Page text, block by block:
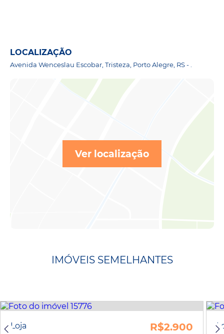
LOCALIZAÇÃO
Avenida Wenceslau Escobar, Tristeza, Porto Alegre, RS - .
Ver localização
IMÓVEIS SEMELHANTES
Loja
R$2.900